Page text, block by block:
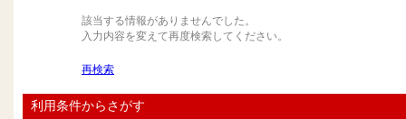
該当する情報がありませんでした。
入力内容を変えて再度検索してください。
再検索
利用条件からさがす